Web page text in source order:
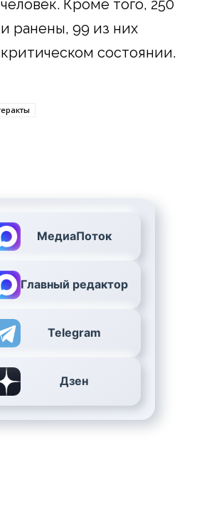
Кроме того, 250
ранены, 99 из них
состоянии.
МедиаПоток
Главный редактор
Telegram
Дзен